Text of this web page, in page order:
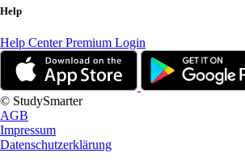
Help
Help CenterPremium Login
© StudySmarter
AGB
Impressum
Datenschutzerklärung